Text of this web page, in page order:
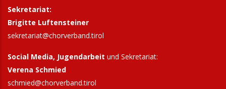
Sekretariat:
Brigitte Luftensteiner
sekretariat@chorverband.tirol
Social Media, Jugendarbeit und Sekretariat:
Verena Schmied
schmied@chorverband.tirol